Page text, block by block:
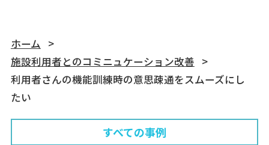
ホーム
施設利用者とのコミニュケーション改善
利用者さんの機能訓練時の意思疎通をスムーズにし
たい
すべての事例